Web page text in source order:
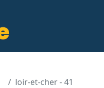
loir-et-cher - 41